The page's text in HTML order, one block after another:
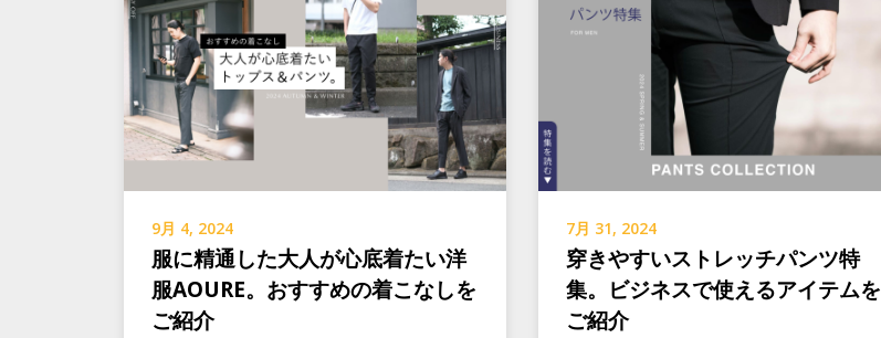
9月 4, 2024
服に精通した大人が心底着たい洋
服AOURE。おすすめの着こなしを
ご紹介
7月 31, 2024
穿きやすいストレッチパンツ特
集。ビジネスで使えるアイテムを
ご紹介